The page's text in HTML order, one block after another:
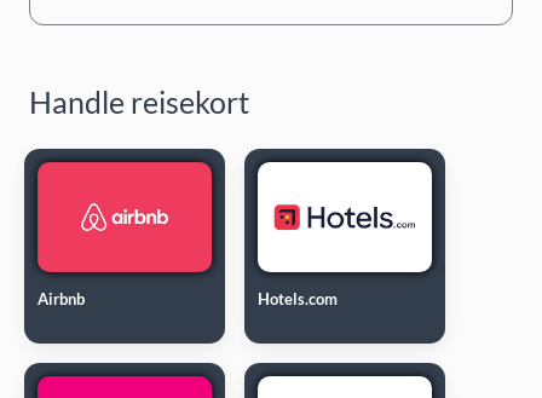
Handle reisekort
Airbnb Hotels.com